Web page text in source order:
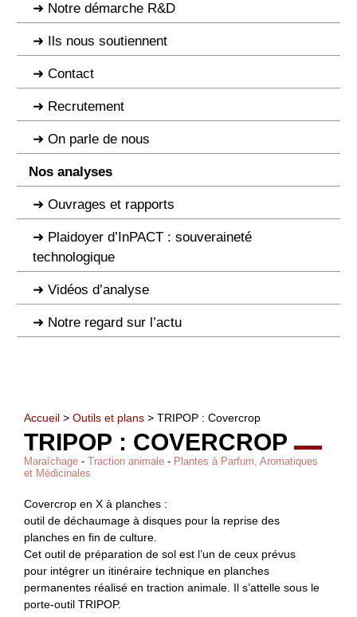
Notre démarche R&D
Ils nous soutiennent
Contact
Recrutement
On parle de nous
Nos analyses
Ouvrages et rapports
Plaidoyer d’InPACT : souveraineté
technologique
Vidéos d’analyse
Notre regard sur l’actu
Accueil > Outils et plans > TRIPOP : Covercrop
TRIPOP : COVERCROP
Maraîchage - Traction animale - Plantes à Parfum, Aromatiques
et Médicinales
Covercrop en X à planches :
outil de déchaumage à disques pour la reprise des
planches en fin de culture.
Cet outil de préparation de sol est l’un de ceux prévus
pour intégrer un itinéraire technique en planches
permanentes réalisé en traction animale. Il s’attelle sous le
porte-outil TRIPOP.